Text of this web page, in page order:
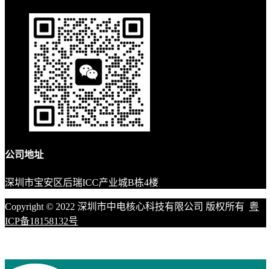
公司地址
深圳市宝安区后瑞ICC产业城B栋4楼
Copyright © 2022 深圳市中电核心科技有限公司 版权所有 粤
ICP备18158132号